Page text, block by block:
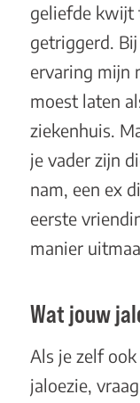
geliefde kwijt
getriggerd.
ervaring mijn
moest laten
ziekenhuis.
je vader zijn
nam, een ex
eerste
manier
Wat jouw
Als je zelf
jaloezie,